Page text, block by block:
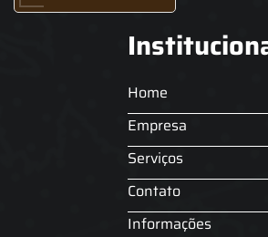
Home
Empresa
Serviços
Contato
Informações